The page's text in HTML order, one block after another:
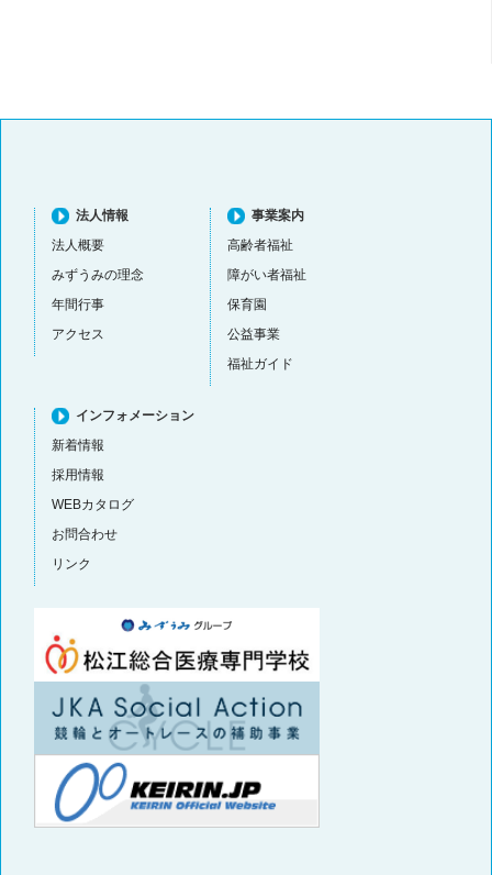
法人情報
法人概要
みずうみの理念
年間行事
アクセス
事業案内
高齢者福祉
障がい者福祉
保育園
公益事業
福祉ガイド
インフォメーション
新着情報
採用情報
WEBカタログ
お問合わせ
リンク